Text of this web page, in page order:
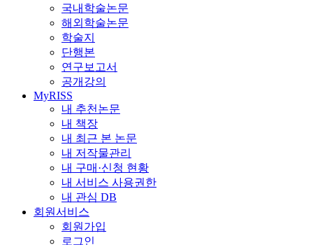
국내학술논문
해외학술논문
학술지
단행본
연구보고서
공개강의
MyRISS
내 추천논문
내 책장
내 최근 본 논문
내 저작물관리
내 구매·신청 현황
내 서비스 사용권한
내 관심 DB
회원서비스
회원가입
로그인